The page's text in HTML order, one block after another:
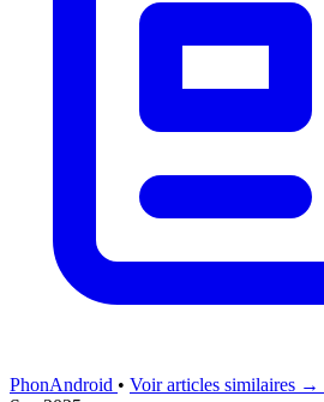
PhonAndroid • Voir articles similaires →